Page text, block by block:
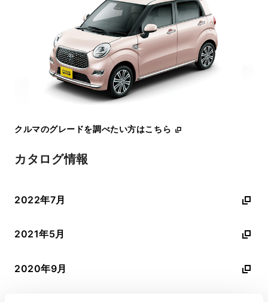
クルマのグレードを調べたい方はこちら
カタログ情報
2022年7月
2021年5月
2020年9月